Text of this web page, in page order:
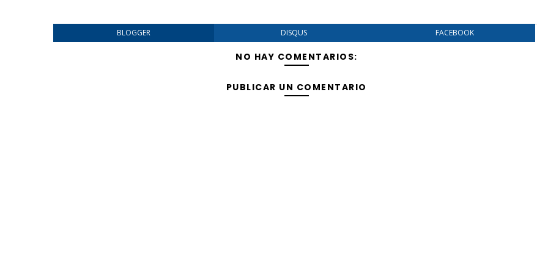
BLOGGER DISQUS FACEBOOK
NO HAY COMENTARIOS:
PUBLICAR UN COMENTARIO